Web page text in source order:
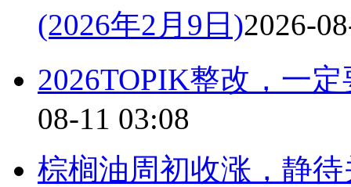
(2026年2月9日)2026-
2026TOPIK整改，一
08-11 03:08
棕榈油周初收涨，静